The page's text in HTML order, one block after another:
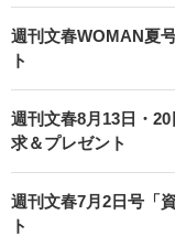
週刊文春WOMAN夏
ト
週刊文春8月13日・
求＆プレゼント
週刊文春7月2日号「
ト